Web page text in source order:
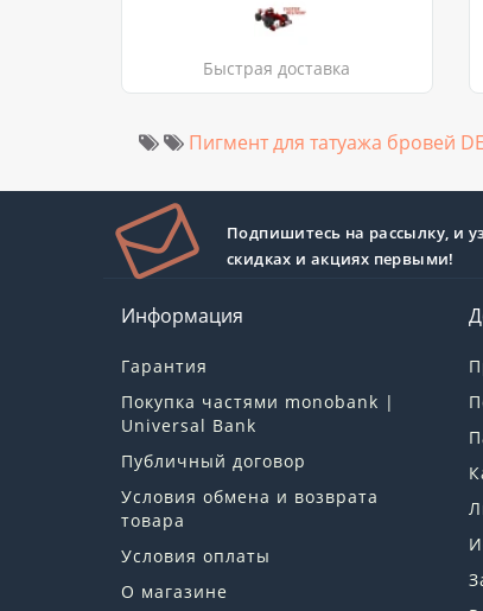
Быстрая доставка
Пигмент для татуажа бровей
Подпишитесь на рассылку, и
скидках и акциях первыми!
Информация
Гарантия
Покупка частями monobank |
Universal Bank
Публичный договор
Условия обмена и возврата
товара
Условия оплаты
О магазине